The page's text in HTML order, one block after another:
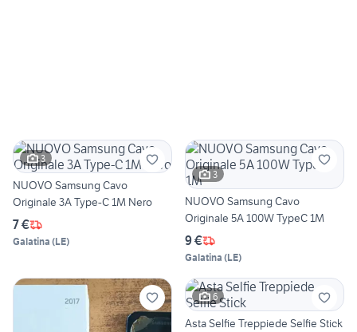
3
NUOVO Samsung Cavo
Originale 3A Type-C 1M Nero
7 €
Galatina (LE)
3
NUOVO Samsung Cavo
Originale 5A 100W TypeC 1M
9 €
Galatina (LE)
6
Asta Selfie Treppiede Selfie Stick